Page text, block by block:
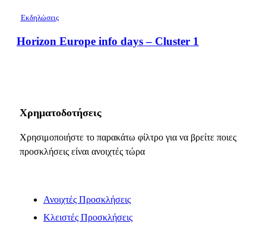
Εκδηλώσεις
Horizon Europe info days – Cluster 1
Χρηματοδοτήσεις
Χρησιμοποιήστε το παρακάτω φίλτρο για να βρείτε ποιες
προσκλήσεις είναι ανοιχτές τώρα
Ανοιχτές Προσκλήσεις
Κλειστές Προσκλήσεις